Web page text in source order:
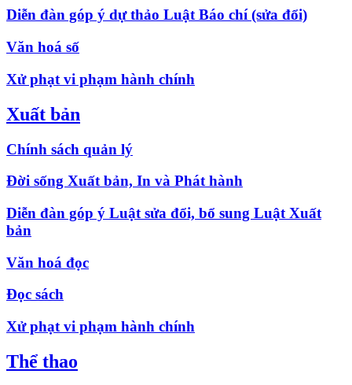
Diễn đàn góp ý dự thảo Luật Báo chí (sửa đổi)
Văn hoá số
Xử phạt vi phạm hành chính
Xuất bản
Chính sách quản lý
Đời sống Xuất bản, In và Phát hành
Diễn đàn góp ý Luật sửa đổi, bổ sung Luật Xuất
bản
Văn hoá đọc
Đọc sách
Xử phạt vi phạm hành chính
Thể thao